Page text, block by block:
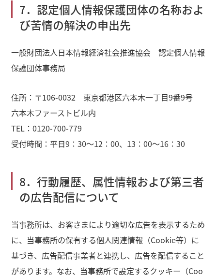
7．認定個人情報保護団体の名称およ
び苦情の解決の申出先
一般財団法人日本情報経済社会推進協会 認定個人情報
保護団体事務局
住所：〒106-0032 東京都港区六本木一丁目9番9号
六本木ファーストビル内
TEL：0120-700-779
受付時間：平日9：30～12：00、13：00～16：30
8．行動履歴、属性情報および第三者
の広告配信について
当事務所は、お客さまにより適切な広告を表示するため
に、当事務所の保有する個人関連情報（Cookie等）に
基づき、広告配信事業者と連携し、広告を配信すること
があります。なお、当事務所で設定するクッキー（Coo